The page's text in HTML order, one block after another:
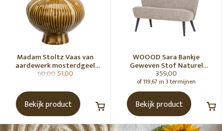
Madam Stoltz Vaas van
aardewerk mosterdgeel
naturel
60,0051,00
Bekijk product
WOOOD Sara Bankje
Geweven Stof Naturel
Melange [Fsc]
359,00
of 119,67 in 3 termijnen
Bekijk product